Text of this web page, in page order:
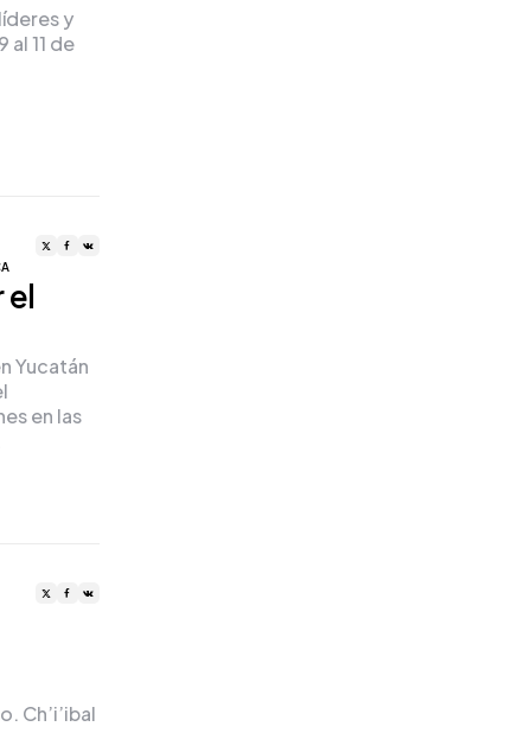
y
11 de
el
Yucatán
en las
Ch’i’ibal